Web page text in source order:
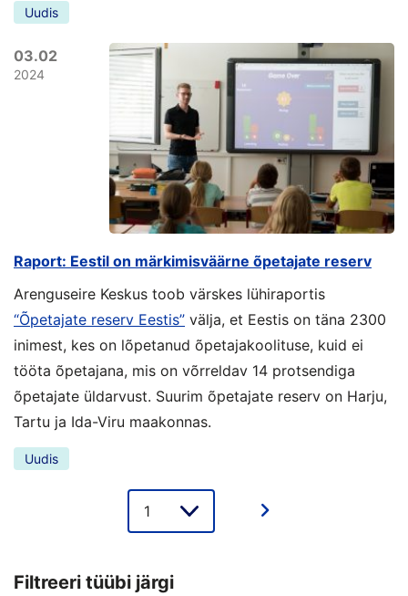
Uudis
03.02
2024
Raport: Eestil on märkimisväärne õpetajate reserv
Arenguseire Keskus toob värskes lühiraportis
“Õpetajate reserv Eestis” välja, et Eestis on täna 2300
inimest, kes on lõpetanud õpetajakoolituse, kuid ei
tööta õpetajana, mis on võrreldav 14 protsendiga
õpetajate üldarvust. Suurim õpetajate reserv on Harju,
Tartu ja Ida-Viru maakonnas.
Uudis
Lehe
valik
Filtreeri tüübi järgi